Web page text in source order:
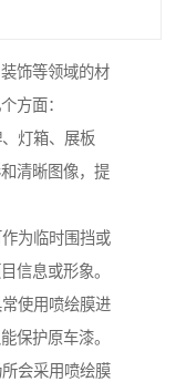
饰等领域的材
方面：
灯箱、展板
清晰图像，提
为临时围挡或
信息或形象。
使用喷绘膜进
保护原车漆。
会采用喷绘膜